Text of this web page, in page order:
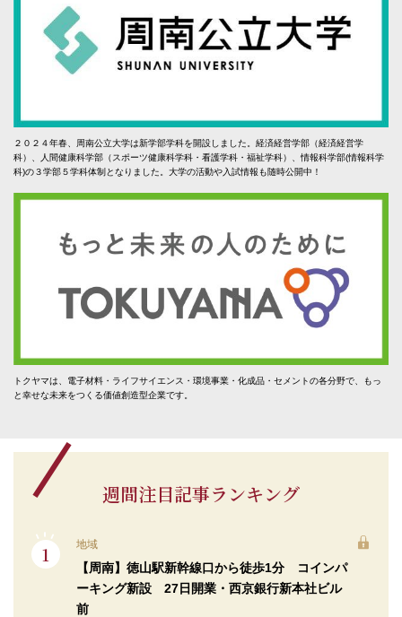
２０２４年春、周南公立大学は新学部学科を開設しました。経済経営学部（経済経営学
科）、人間健康科学部（スポーツ健康科学科・看護学科・福祉学科）、情報科学部(情報科学
科)の３学部５学科体制となりました。大学の活動や入試情報も随時公開中！
トクヤマは、電子材料・ライフサイエンス・環境事業・化成品・セメントの各分野で、もっ
と幸せな未来をつくる価値創造型企業です。
週間注目記事ランキング
地域
【周南】徳山駅新幹線口から徒歩1分 コインパ
ーキング新設 27日開業・西京銀行新本社ビル
前